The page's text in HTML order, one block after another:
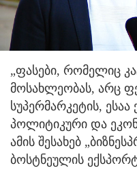
„ფასები, რომელიც
მოსახლეობას, არც
სუპერმარკეტის, ესაა
პოლიტიკური და
ამის შესახებ
ბოსტნეულის